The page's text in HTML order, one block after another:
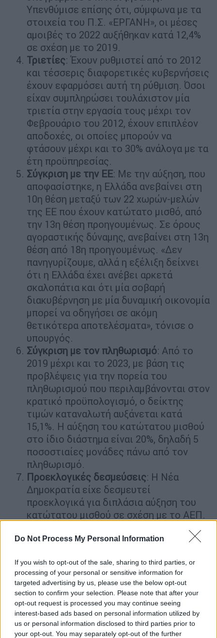
Do Not Process My Personal Information
If you wish to opt-out of the sale, sharing to third parties, or
processing of your personal or sensitive information for
targeted advertising by us, please use the below opt-out
section to confirm your selection. Please note that after your
opt-out request is processed you may continue seeing
interest-based ads based on personal information utilized by
us or personal information disclosed to third parties prior to
your opt-out. You may separately opt-out of the further
Υπενθύμισε επίσης ότι, σύμφωνα με τα
στοιχεία του Π.Σ. «ΕΡΓΑΝΗ», οι μέσες
αμοιβές το 2022 αυξήθηκαν κατά 12,4%
σε σχέση με το 2019.
Τριετίες: Έχουν ρυθμιστεί από το 2012
και τέσσερις διαφορετικές κυβερνήσεις
έχουν εφαρμόσει αυτή τη ρύθμιση. Όσοι
είχαν συμπληρώσει τουλάχιστον μία
τριετία στην εργασία τους μέχρι τον
Φεβρουάριο του 2012, έχουν επιπλέον
αποδοχές, οι οποίες μπορούν να
φτάσουν μέχρι και το 30% ανάλογα με τα
έτη προϋπηρεσίας.
Σύγκριση με την ΕΕ: Με την αύξηση, που
αποφασίστηκε, η Ελλάδα ανεβαίνει στη
10η θέση μεταξύ των 22 χωρών-μελών
της ΕΕ που έχουν κατώτατο μισθό, από
την 13η θέση προηγουμένως. Σε όρους
αγοραστικής δύναμης, ανεβαίνει στη 13η
θέση από 18η προηγουμένως. «Δεν
πανηγυρίζουμε, αλλά η εξέλιξη δείχνει
ότι η Ελλάδα έχει ανέβει αρκετά
σκαλοπάτια και ότι μία σοβαρή
διακυβέρνηση με μία δυναμική οικονομία
μπορεί να οδηγήσει σε ακόμη
θετικότερα αποτελέσματα», τόνισε ο
υπουργός.
Σύγκριση με τον πληθωρισμό: Από το
2019 μέχρι και το 2023, με βάση τις
προβλέψεις για την πορεία του
πληθωρισμού που περιλαμβάνονται στον
κρατικό προϋπολογισμό, ο δείκτης
τιμών καταναλωτή αυξάνεται κατά
15,1%. Η αύξηση του κατώτατου μισθού
στο ίδιο διάστημα είναι 20%, δηλαδή 5
ποσοστιαίες μονάδες πάνω από τον
πληθωρισμό.
Προεκλογικές δεσμεύσεις: Η Νέα
Δημοκρατία είχε δεσμευτεί
προεκλογικά για διπλάσια αύξηση του
κατώτατου μισθού σε σχέση με το ΑΕΠ.
μεσολάβησε ύφεση του 2020 τόσο στην
κορονοϊού), έχουμε αύξηση του ΑΕΠ
κατά 6,5%, που σημαίνει ότι η αύξηση
του κατώτατου μισθού είναι τριπλάσια.
«Όχι μόνο τηρήσαμε την δέσμευση, αλλά
προχωρήσαμε πολύ περισσότερο»,
υπογράμμισε ο κ. Χατζηδάκης.